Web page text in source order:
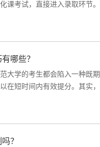
课考试，直接进入录取环节
哪些？
大学的考生都会陷入一种既
在短时间内有效提分。其实
？